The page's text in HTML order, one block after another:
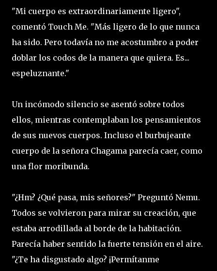
"Mi cuerpo es extraordinariamente ligero",
comentó Touch Me. "Más ligero de lo que nunca
ha sido. Pero todavía no me acostumbro a poder
doblar los codos de la manera que quiera. Es...
espeluznante."
Un incómodo silencio se asentó sobre todos
ellos, mientras contemplaban los pensamientos
de sus nuevos cuerpos. Incluso el burbujeante
cuerpo de la señora Chagama parecía caer, como
una flor moribunda.
"¿Hm? ¿Qué pasa, mis señores?" Preguntó Nemu.
Todos se volvieron para mirar su creación, que
estaba arrodillada al borde de la habitación.
Parecía haber sentido la fuerte tensión en el aire.
"¿Te ha disgustado algo? ¡Permítanme